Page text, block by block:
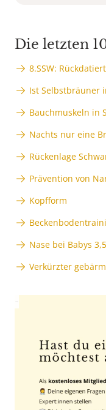
Die letzten
8.SSW:
Ist Selbstbräuner
Bauchmuskeln in
Nachts nur eine
Rückenlage
Prävention von
Kopfform
Nase bei Babys
Verkürzter